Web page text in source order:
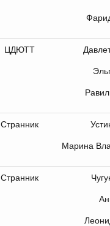
ЦДЮТТ
Странник
Марина
Странник